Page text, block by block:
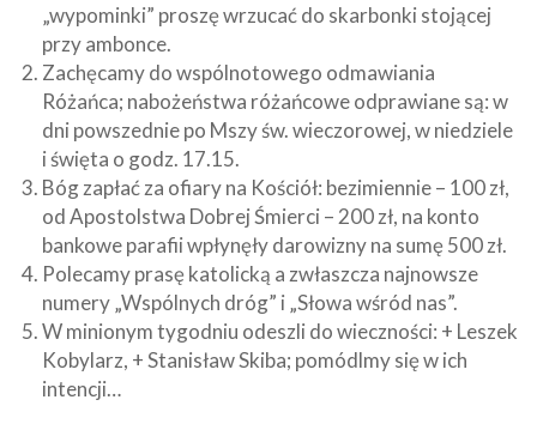
„wypominki” proszę wrzucać do skarbonki stojącej
przy ambonce.
Zachęcamy do wspólnotowego odmawiania
Różańca; nabożeństwa różańcowe odprawiane są: w
dni powszednie po Mszy św. wieczorowej, w niedziele
i święta o godz. 17.15.
Bóg zapłać za ofiary na Kościół: bezimiennie – 100 zł,
od Apostolstwa Dobrej Śmierci – 200 zł, na konto
bankowe parafii wpłynęły darowizny na sumę 500 zł.
Polecamy prasę katolicką a zwłaszcza najnowsze
numery „Wspólnych dróg” i „Słowa wśród nas”.
W minionym tygodniu odeszli do wieczności: + Leszek
Kobylarz, + Stanisław Skiba; pomódlmy się w ich
intencji…